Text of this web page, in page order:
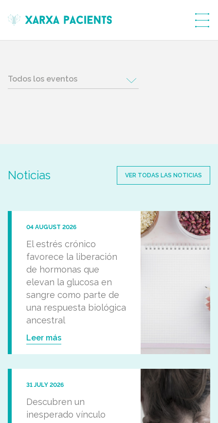
Noticias VER TODAS LAS NOTICIAS
04 AUGUST 2026
El estrés crónico
favorece la liberación
de hormonas que
elevan la glucosa en
sangre como parte de
una respuesta biológica
ancestral
Leer más
31 JULY 2026
Descubren un
inesperado vínculo